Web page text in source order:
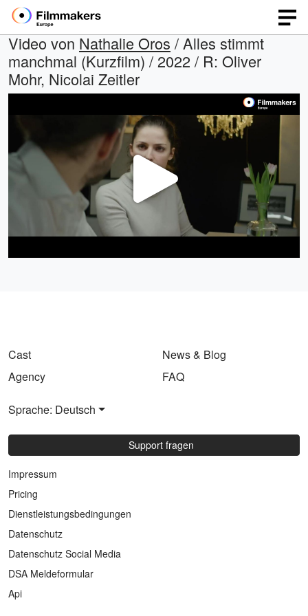
Video von Nathalie Oros / Alles stimmt
manchmal (Kurzfilm) / 2022 / R: Oliver
Mohr, Nicolai Zeitler
Video
Cast
Agency
News & Blog
FAQ
Sprache: Deutsch
Support fragen
Impressum
Pricing
Dienstleistungsbedingungen
Datenschutz
Datenschutz Social Media
DSA Meldeformular
Api